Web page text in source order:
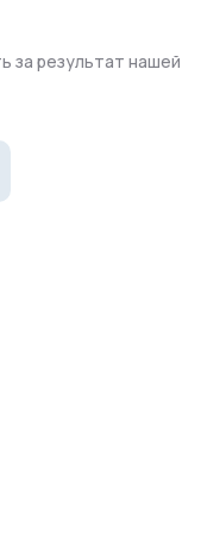
за результат нашей